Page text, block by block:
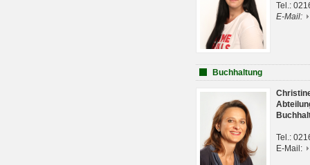
Tel.:
E-Mail:
Buchhaltung
Tel.:
E-Mail: